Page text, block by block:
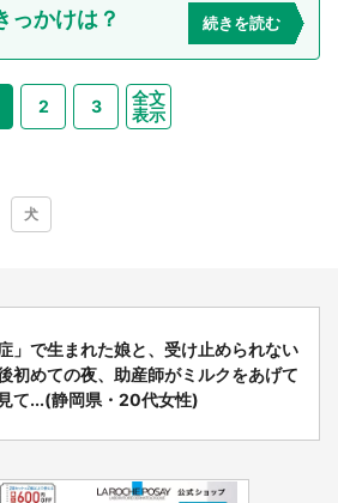
っかけは？ 続きを読む
2 3
全文
表示
犬
症」で生まれた娘と、受け止められない
初めての夜、助産師がミルクをあげて
て...(静岡県・20代女性)